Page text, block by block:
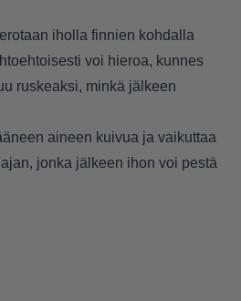
iholla finnien kohdalla
voi hieroa, kunnes
ruskeaksi, minkä jälkeen
aineen kuivua ja vaikuttaa
jonka jälkeen ihon voi pestä